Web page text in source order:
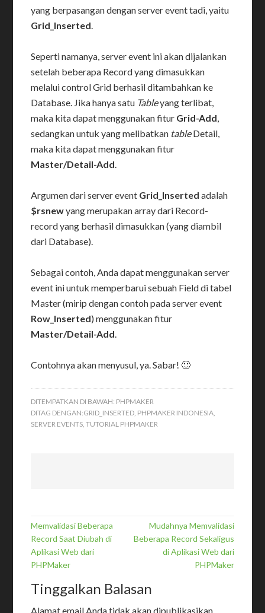
yang berpasangan dengan server event tadi, yaitu
Grid_Inserted.
Seperti namanya, server event ini akan dijalankan
setelah beberapa Record yang dimasukkan
melalui control Grid berhasil ditambahkan ke
Database. Jika hanya satu Tableyang terlibat,
maka kita dapat menggunakan fitur Grid-Add,
sedangkan untuk yang melibatkan tableDetail,
maka kita dapat menggunakan fitur
Master/Detail-Add.
Argumen dari server event Grid_Inserted adalah
$rsnewyang merupakan array dari Record-
record yang berhasil dimasukkan (yang diambil
dari Database).
Sebagai contoh, Anda dapat menggunakan server
event ini untuk memperbarui sebuah Field di tabel
Master (mirip dengan contoh pada server event
Row_Inserted) menggunakan fitur
Master/Detail-Add.
Contohnya akan menyusul, ya. Sabar! 🙂
DITEMPATKAN DI BAWAH: PHPMAKER
DITAG DENGAN:GRID_INSERTED, PHPMAKER INDONESIA,
SERVER EVENTS,TUTORIAL PHPMAKER
Memvalidasi Beberapa
Record Saat Diubah di
Aplikasi Web dari
PHPMaker
Mudahnya Memvalidasi
Beberapa Record Sekaligus
di Aplikasi Web dari
PHPMaker
Tinggalkan Balasan
Alamat email Anda tidak akan dipublikasikan.